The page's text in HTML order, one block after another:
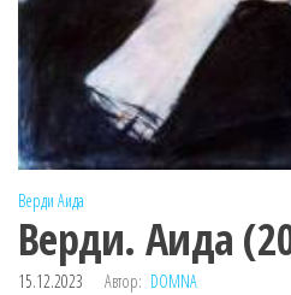
Верди Аида
Верди. Аида
15.12.2023 Автор: DOMNA